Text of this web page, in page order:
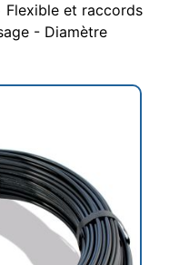
Flexible et raccords
- Diamètre